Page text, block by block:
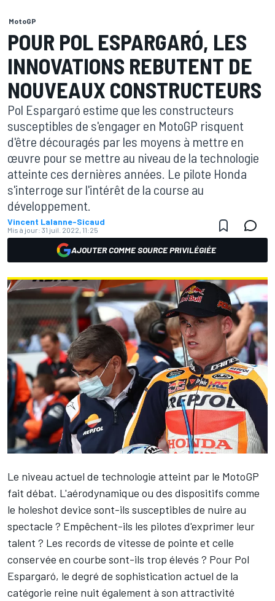
MotoGP
POUR POL ESPARGARÓ, LES
INNOVATIONS REBUTENT DE
NOUVEAUX CONSTRUCTEURS
Pol Espargaró estime que les constructeurs
susceptibles de s'engager en MotoGP risquent
d'être découragés par les moyens à mettre en
œuvre pour se mettre au niveau de la technologie
atteinte ces dernières années. Le pilote Honda
s'interroge sur l'intérêt de la course au
développement.
Vincent Lalanne-Sicaud
Mis à jour: 31 juil. 2022, 11:25
AJOUTER COMME SOURCE PRIVILÉGIÉE
Le niveau actuel de technologie atteint par le MotoGP
fait débat. L'aérodynamique ou des dispositifs comme
le holeshot device sont-ils susceptibles de nuire au
spectacle ? Empêchent-ils les pilotes d'exprimer leur
talent ? Les records de vitesse de pointe et celle
conservée en courbe sont-ils trop élevés ? Pour Pol
Espargaró, le degré de sophistication actuel de la
catégorie reine nuit également à son attractivité